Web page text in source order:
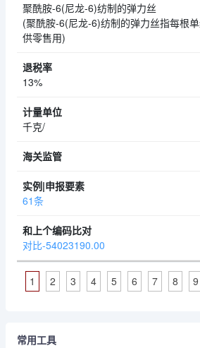
聚酰胺-6(尼龙-6)纺制的弹力丝
(聚酰胺-6(尼龙-6)纺制的弹力丝指每根
供零售用)
13%
千克/
61条
对比-54023190.00
1 2 3 4 5 6 7 8 9
常用工具